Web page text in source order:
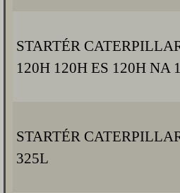
STARTÉR
120H 120H ES 120H NA
STARTÉR
325L